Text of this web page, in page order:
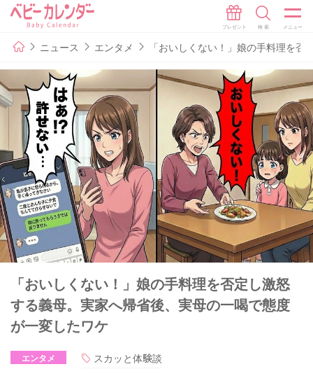
ニュース エンタメ 「おいしくない！」娘の手料理を
「おいしくない！」娘の手料理を否定し激怒
する義母。実家へ帰省後、実母の一喝で態度
が一変したワケ
エンタメ
スカッと体験談